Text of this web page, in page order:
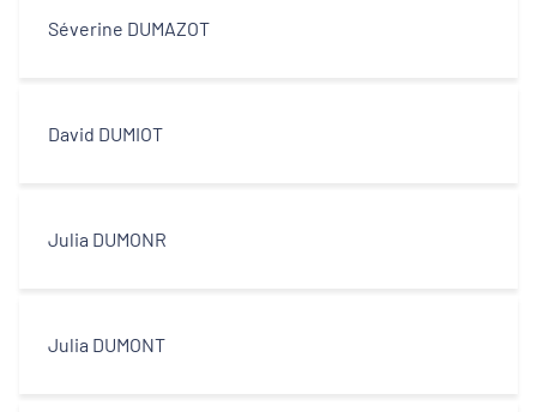
Partenaires
Séverine DUMAZOT
David DUMIOT
Julia DUMONR
Julia DUMONT